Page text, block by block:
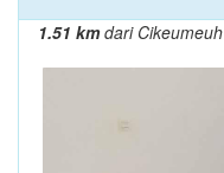
1.51 kmdari Cikeumeuh